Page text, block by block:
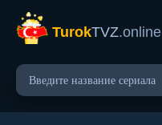
TurokTVZ.online